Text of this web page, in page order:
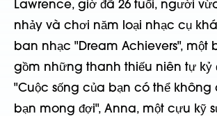
Lawrence, giờ đã 26 tuổi, người
nhảy và chơi năm loại nhạc cụ
ban nhạc "Dream Achievers", một
gồm những thanh thiếu niên tự kỷ
"Cuộc sống của bạn có thể không
bạn mong đợi", Anna, một cựu kỹ